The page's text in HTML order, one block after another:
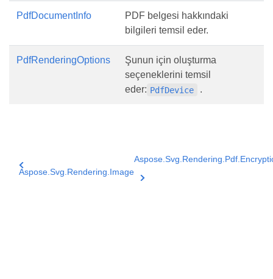
PdfDocumentInfo
PDF belgesi hakkındaki
bilgileri temsil eder.
PdfRenderingOptions
Şunun için oluşturma
seçeneklerini temsil
eder: PdfDevice .
Aspose.Svg.Rendering.Image